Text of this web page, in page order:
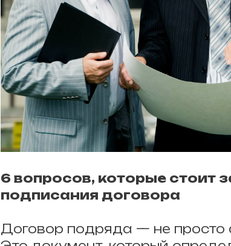
6 вопросов, которые стоит
подписания договора
Договор подряда — не просто